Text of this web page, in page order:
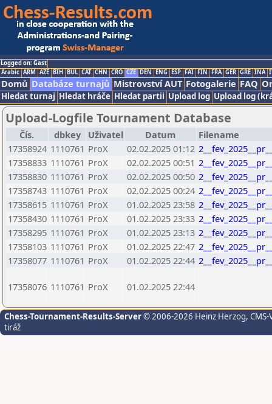
Logged on: Gast
Arabic ARM AZE BIH BUL CAT CHN CRO CZE DEN ENG ESP FAI FIN FRA GER GRE INA
Domů Databáze turnajů Mistrovství AUT Fotogalerie FAQ
Hledat turnaj Hledat hráče Hledat partii Upload log Upload log
Upload-Logfile Tournament Database
Čís. dbkey Uživatel Datum
Filename
17358924 1110761 ProX 02.02.2025 01:12
17358833 1110761 ProX 02.02.2025 00:51
17358830 1110761 ProX 02.02.2025 00:50
17358743 1110761 ProX 02.02.2025 00:24
17358615 1110761 ProX 01.02.2025 23:58
17358430 1110761 ProX 01.02.2025 23:33
17358295 1110761 ProX 01.02.2025 23:13
17358103 1110761 ProX 01.02.2025 22:47
17358077 1110761 ProX 01.02.2025 22:44
17358076 1110761 ProX 01.02.2025 22:44
Chess-Tournament-Results-Server© 2006-2026 Heinz Herzog,
tiráž